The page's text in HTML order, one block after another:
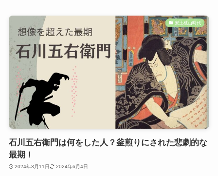
安土桃山時代
石川五右衛門は何をした人？釜煎りにされた悲劇的な
最期！
2024年3月11日 2024年6月4日